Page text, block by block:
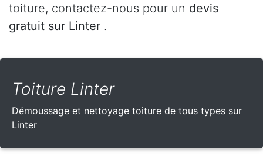
toiture, contactez-nous pour un devis
gratuit sur Linter .
Toiture Linter
Démoussage et nettoyage toiture de tous types sur
Linter